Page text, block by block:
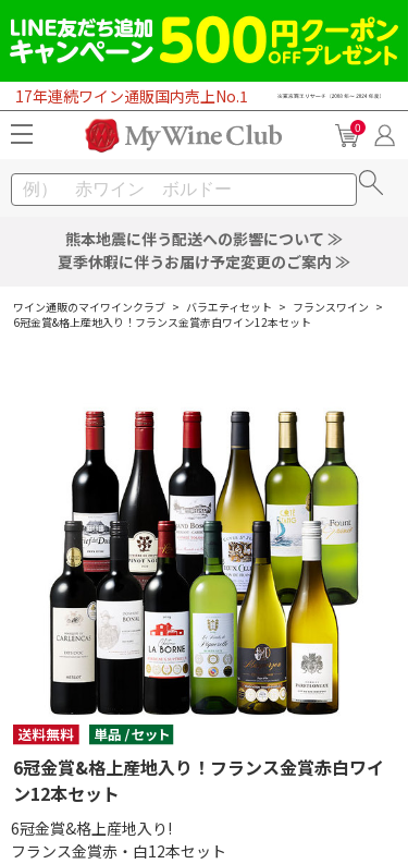
17年連続ワイン通販国内売上No.1
0
熊本地震に伴う配送への影響について ≫
夏季休暇に伴うお届け予定変更のご案内 ≫
ワイン通販のマイワインクラブ > バラエティセット > フランスワイン >
6冠金賞&格上産地入り！フランス金賞赤白ワイン12本セット
6冠金賞&格上産地入り！フランス金賞赤白ワイ
ン12本セット
6冠金賞&格上産地入り!
フランス金賞赤・白12本セット